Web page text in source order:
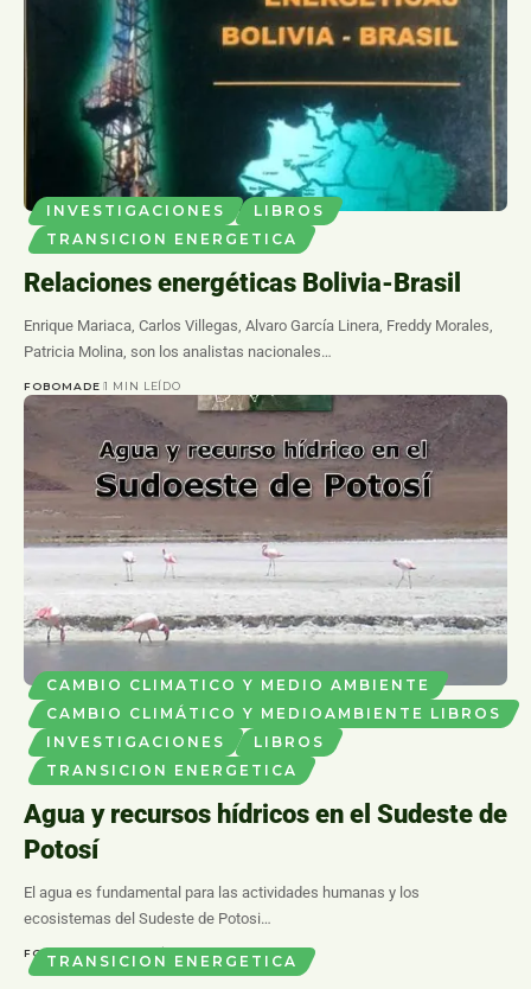
INVESTIGACIONES
LIBROS
TRANSICION ENERGETICA
Relaciones energéticas Bolivia-Brasil
Enrique Mariaca, Carlos Villegas, Alvaro García Linera, Freddy Morales,
Patricia Molina, son los analistas nacionales…
FOBOMADE 1 MIN LEÍDO
CAMBIO CLIMATICO Y MEDIO AMBIENTE
CAMBIO CLIMÁTICO Y MEDIOAMBIENTE LIBROS
INVESTIGACIONES
LIBROS
TRANSICION ENERGETICA
Agua y recursos hídricos en el Sudeste de
Potosí
El agua es fundamental para las actividades humanas y los
ecosistemas del Sudeste de Potosi…
FOBOMADE
TRANSICION ENERGETICA